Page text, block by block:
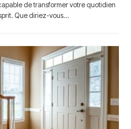
de transformer votre quotidien
Que diriez-vous…